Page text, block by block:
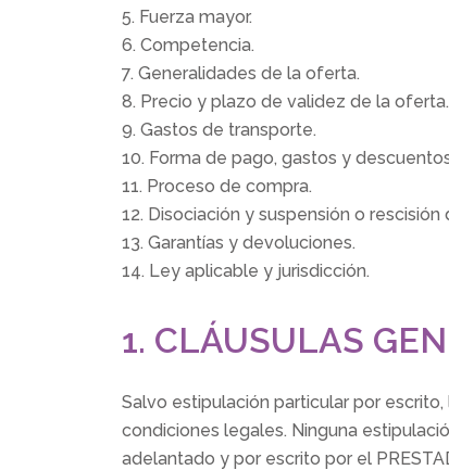
5. Fuerza mayor.
6. Competencia.
7. Generalidades de la oferta.
8. Precio y plazo de validez de la oferta.
9. Gastos de transporte.
10. Forma de pago, gastos y
11. Proceso de compra.
12. Disociación y suspensión o rescisión
13. Garantías y devoluciones.
14. Ley aplicable y jurisdicción.
1. CLÁUSULAS
Salvo estipulación particular por
condiciones legales. Ninguna
adelantado y por escrito por el